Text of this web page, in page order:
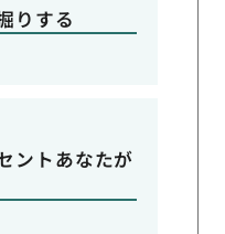
りする
ントあなたが